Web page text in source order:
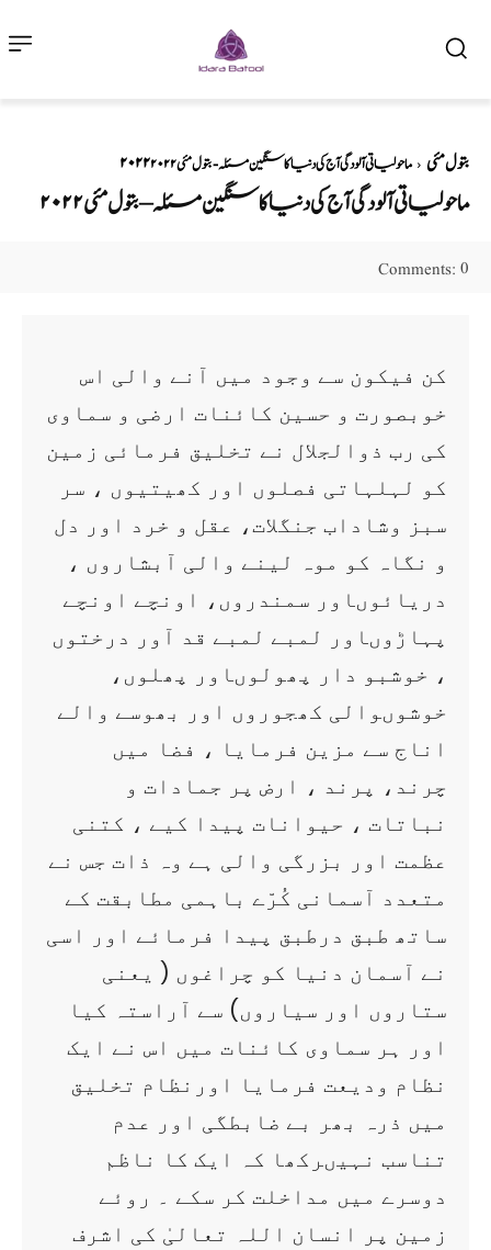
۲۰۲۲ بتول مئی ماحولیاتی آلودگی آج کی دنیا کا سنگین مسئلہ - بتول مئی ۲۰۲۲
ماحولیاتی آلودگی آج کی دنیا کا سنگین مسئلہ – بتول مئی ۲۰۲۲
Comments: 0
کن فیکون سے وجود میں آنے والی اس
خوبصورت و حسین کائنات ارضی و سماوی
کی رب ذوالجلال نے تخلیق فرمائی زمین
کو لہلہاتی فصلوں اور کھیتیوں ، سر
سبز وشاداب جنگلات، عقل و خرد اور دل
و نگاہ کو موہ لینے والی آبشاروں ،
دریائوںاور سمندروں، اونچے اونچے
پہاڑوںاور لمبے لمبے قد آور درختوں
، خوشبو دار پھولوںاور پھلوں،
خوشوںوالی کھجوروں اور بھوسے والے
اناج سے مزین فرمایا ، فضا میں
چرند، پرند ، ارض پر جمادات و
نباتات ، حیوانات پیدا کیے ، کتنی
عظمت اور بزرگی والی ہے وہ ذات جس نے
متعدد آسمانی کُرّے باہمی مطابقت کے
ساتھ طبق درطبق پیدا فرمائے اور اسی
نے آسمان دنیا کو چراغوں ( یعنی
ستاروں اور سیاروں) سے آراستہ کیا
اور ہر سماوی کائنات میں اس نے ایک
نظام ودیعت فرمایا اورنظام تخلیق
میں ذرہ بھر بے ضابطگی اور عدم
تناسب نہیںرکھا کہ ایک کا ناظم
دوسرے میں مداخلت کر سکے ۔ روئے
زمین پر انسان اللہ تعالیٰ کی اشرف